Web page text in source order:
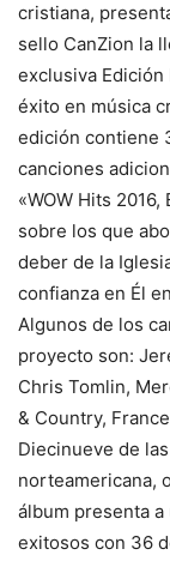
cristiana,
sello CanZion la
exclusiva
éxito en música
edición contiene
canciones
«WOW Hits
sobre los que
deber de la
confianza en Él
Algunos de los
proyecto son:
Chris Tomlin,
& Country,
Diecinueve de
norteamericana,
álbum presenta
exitosos con 36